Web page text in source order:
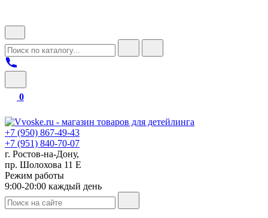
0
+7 (950) 867-49-43
+7 (951) 840-70-07
г. Ростов-на-Дону,
пр. Шолохова 11 Е
Режим работы
9:00-20:00 каждый день